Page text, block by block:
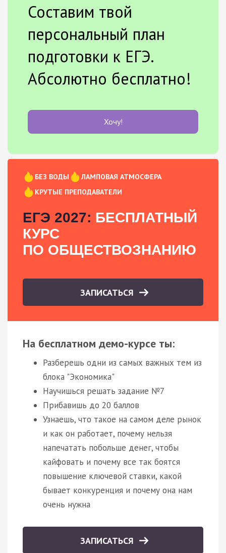
Составим твой
персональный план
подготовки к ЕГЭ.
Абсолютно бесплатно!
Хочу!
БЕЗ ВОДЫ
ЛАМПОВАЯ АТМОСФЕРА
КРУТЫЕ ПРЕПОДАВАТЕЛИ
ЕГЭ 2027: БЕСПЛАТНЫЙ
КУРС
ПО ОБЩЕСТВОЗНАНИЮ
ЗАПИСАТЬСЯ
На бесплатном демо-курсе ты:
Разберешь одни из самых важных тем из
блока "Экономика"
Научишься решать задание №7
Прибавишь до 20 баллов
Узнаешь, что такое на самом деле рынок
и как он работает, почему нельзя
напечатать побольше денег, чтобы
кайфовать и почему все так боятся
повышение ключевой ставки, какой
бывает конкуренция и почему она нам
очень нужна
ЗАПИСАТЬСЯ